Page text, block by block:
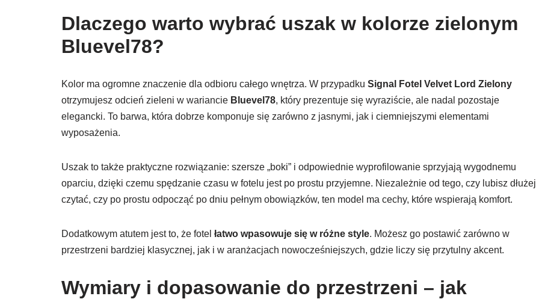
Dlaczego warto wybrać uszak w kolorze zielonym
Bluevel78?
Kolor ma ogromne znaczenie dla odbioru całego wnętrza. W przypadku Signal Fotel Velvet Lord Zielony
otrzymujesz odcień zieleni w wariancie Bluevel78, który prezentuje się wyraziście, ale nadal pozostaje
elegancki. To barwa, która dobrze komponuje się zarówno z jasnymi, jak i ciemniejszymi elementami
wyposażenia.
Uszak to także praktyczne rozwiązanie: szersze „boki” i odpowiednie wyprofilowanie sprzyjają wygodnemu
oparciu, dzięki czemu spędzanie czasu w fotelu jest po prostu przyjemne. Niezależnie od tego, czy lubisz dłużej
czytać, czy po prostu odpocząć po dniu pełnym obowiązków, ten model ma cechy, które wspierają komfort.
Dodatkowym atutem jest to, że fotel łatwo wpasowuje się w różne style. Możesz go postawić zarówno w
przestrzeni bardziej klasycznej, jak i w aranżacjach nowocześniejszych, gdzie liczy się przytulny akcent.
Wymiary i dopasowanie do przestrzeni – jak